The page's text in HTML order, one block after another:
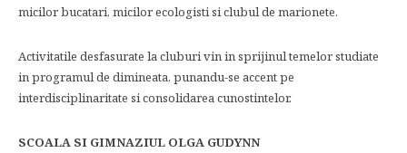
micilor bucatari, micilor ecologisti si clubul de marionete.
Activitatile desfasurate la cluburi vin in sprijinul temelor studiate
in programul de dimineata, punandu-se accent pe
interdisciplinaritate si consolidarea cunostintelor.
SCOALA SI GIMNAZIUL OLGA GUDYNN